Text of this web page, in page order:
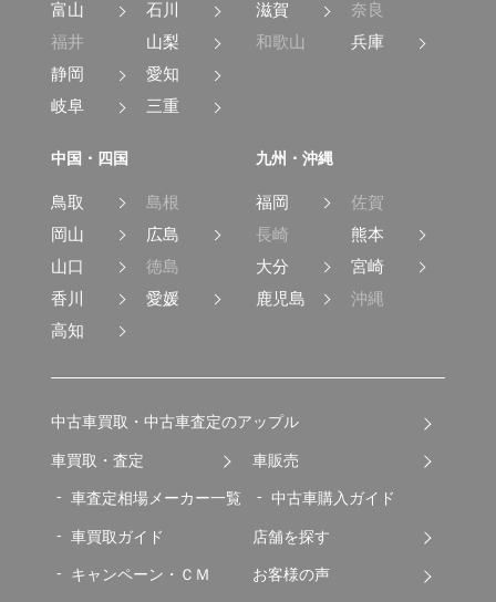
富山
石川
福井
山梨
静岡
愛知
岐阜
三重
滋賀
奈良
和歌山
兵庫
中国・四国
鳥取
島根
岡山
広島
山口
徳島
香川
愛媛
高知
九州・沖縄
福岡
佐賀
長崎
熊本
大分
宮崎
鹿児島
沖縄
中古車買取・中古車査定のアップル
車買取・査定
車査定相場メーカー一覧
車買取ガイド
キャンペーン・ＣＭ
車販売
中古車購入ガイド
店舗を探す
お客様の声